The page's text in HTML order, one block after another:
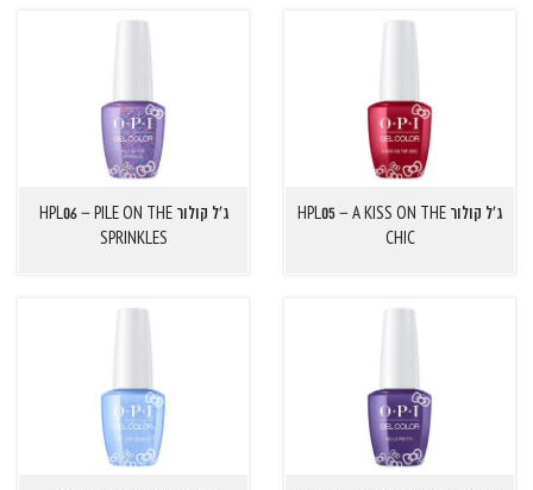
ג'ל קולור HPL05 – A KISS ON THE
CHIC
ג'ל קולור HPL06 – PILE ON THE
SPRINKLES